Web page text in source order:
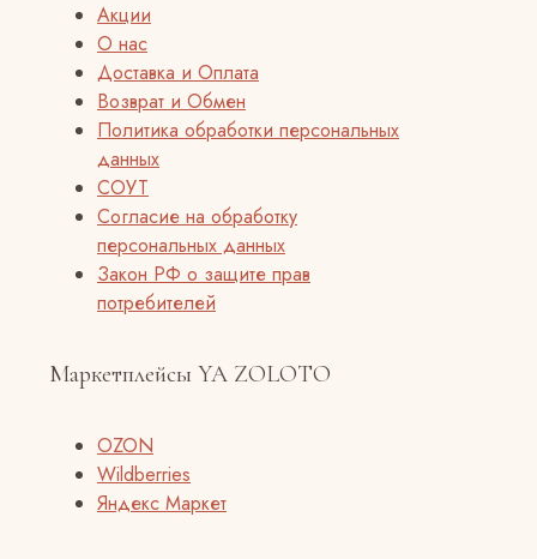
Акции
О нас
Доставка и Оплата
Возврат и Обмен
Политика обработки персональных
данных
СОУТ
Согласие на обработку
персональных данных
Закон РФ о защите прав
потребителей
Маркетплейсы YA ZOLOTO
OZON
Wildberries
Яндекс Маркет